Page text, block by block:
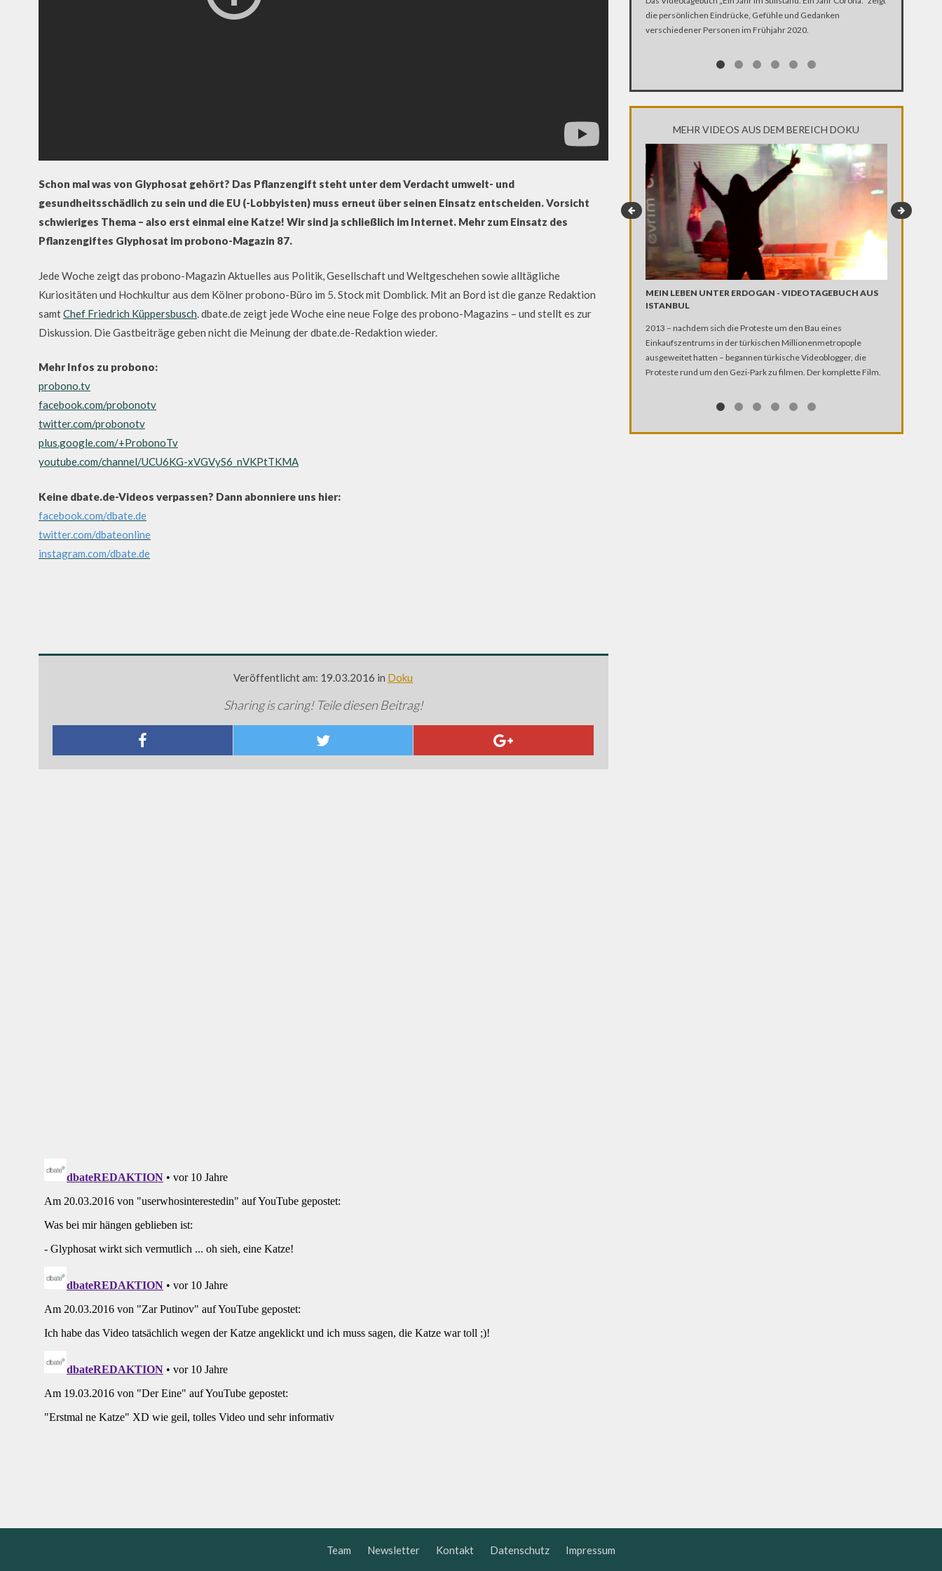
Schon mal was von Glyphosat gehört? Das Pflanzengift steht unter dem Verdacht umwelt- und
gesundheitsschädlich zu sein und die EU (-Lobbyisten) muss erneut über seinen Einsatz entscheiden. Vorsicht
schwieriges Thema – also erst einmal eine Katze! Wir sind ja schließlich im Internet. Mehr zum Einsatz des
Pflanzengiftes Glyphosat im probono-Magazin 87.
Jede Woche zeigt das probono-Magazin Aktuelles aus Politik, Gesellschaft und Weltgeschehen sowie alltägliche
Kuriositäten und Hochkultur aus dem Kölner probono-Büro im 5. Stock mit Domblick. Mit an Bord ist die ganze Redaktion
samtChef Friedrich Küppersbusch. dbate.de zeigt jede Woche eine neue Folge des probono-Magazins – und stellt es zur
Diskussion. Die Gastbeiträge geben nicht die Meinung der dbate.de-Redaktion wieder.
Mehr Infos zu probono:
probono.tv
facebook.com/probonotv
twitter.com/probonotv
plus.google.com/+ProbonoTv
youtube.com/channel/UCU6KG-xVGVyS6_nVKPtTKMA
Keine dbate.de-Videos verpassen? Dann abonniere uns hier:
facebook.com/dbate.de
twitter.com/dbateonline
instagram.com/dbate.de
Veröffentlicht am: 19.03.2016 in Doku
Sharing is caring! Teile diesen Beitrag!
die persönlichen Eindrücke, Gefühle und Gedanken
verschiedener Personen im Frühjahr 2020.
MEHR VIDEOS AUS DEM BEREICH DOKU
MEIN LEBEN UNTER ERDOGAN - VIDEOTAGEBUCH AUS
ISTANBUL
2013 – nachdem sich die Proteste um den Bau eines
Einkaufszentrums in der türkischen Millionenmetropople
ausgeweitet hatten – begannen türkische Videoblogger, die
Proteste rund um den Gezi-Park zu filmen. Der komplette Film.
Team Newsletter Kontakt Datenschutz Impressum